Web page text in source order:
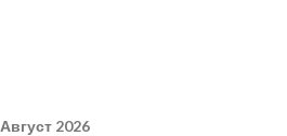
Август 2026